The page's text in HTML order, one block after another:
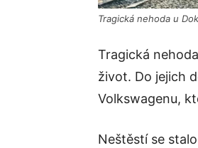
Tragická nehoda u
Tragická
život. Do jejich
Volkswagenu,
Neštěstí se